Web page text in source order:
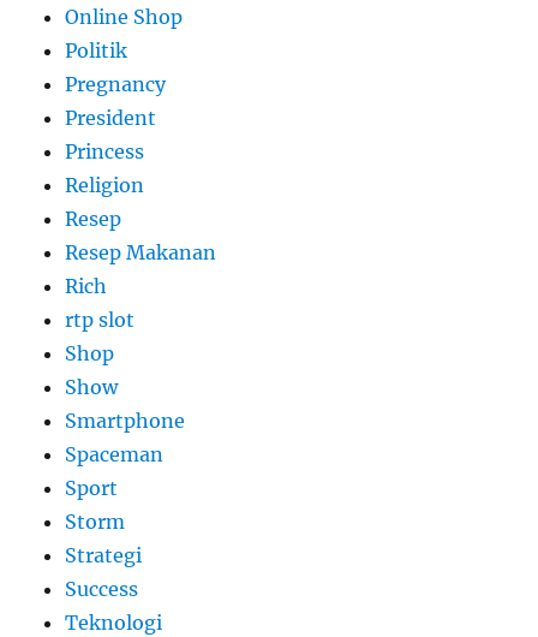
Online Shop
Politik
Pregnancy
President
Princess
Religion
Resep
Resep Makanan
Rich
rtp slot
Shop
Show
Smartphone
Spaceman
Sport
Storm
Strategi
Success
Teknologi